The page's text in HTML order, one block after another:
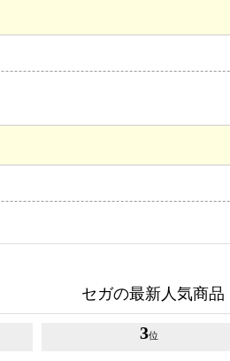
セガの最新人気商品
3位